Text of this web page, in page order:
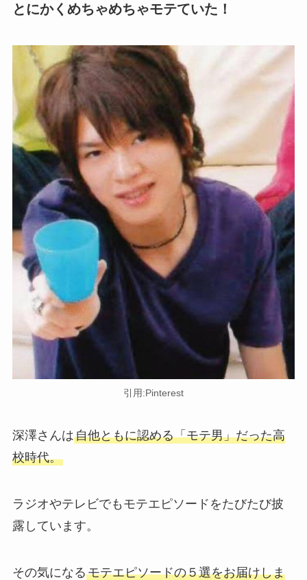
とにかくめちゃめちゃモテていた！
引用:Pinterest
深澤さんは自他ともに認める「モテ男」だった高
校時代。
ラジオやテレビでもモテエピソードをたびたび披
露しています。
その気になるモテエピソードの５選をお届けしま